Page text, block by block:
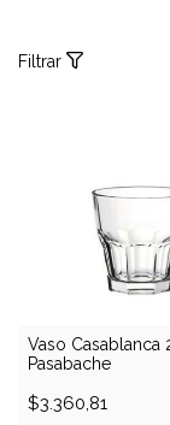
Filtrar
Vaso Casablanca
Pasabache
$3.360,81